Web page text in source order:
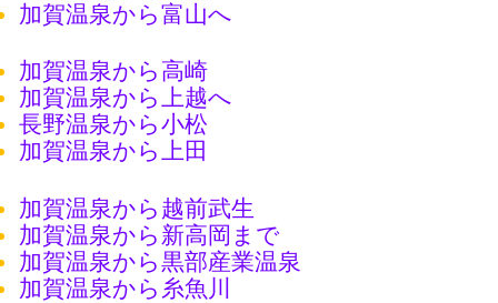
加賀温泉から富山へ
加賀温泉から高崎
加賀温泉から上越へ
長野温泉から小松
加賀温泉から上田
加賀温泉から越前武生
加賀温泉から新高岡まで
加賀温泉から黒部産業温泉
加賀温泉から糸魚川